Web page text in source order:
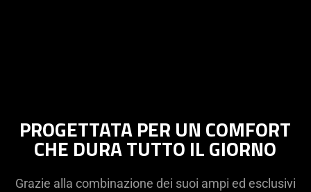
PROGETTATA PER UN COMFORT
CHE DURA TUTTO IL GIORNO
Grazie alla combinazione dei suoi ampi ed esclusivi